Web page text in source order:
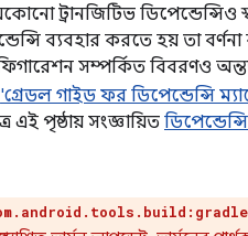
ট্রানজিটিভ ডিপেন্ডেন্সিও
ব্যবহার করতে হয় তা
সম্পর্কিত বিবরণও
'গ্রেডল গাইড ফর ডিপেন্ডেন্সি
এই পৃষ্ঠায় সংজ্ঞায়িত